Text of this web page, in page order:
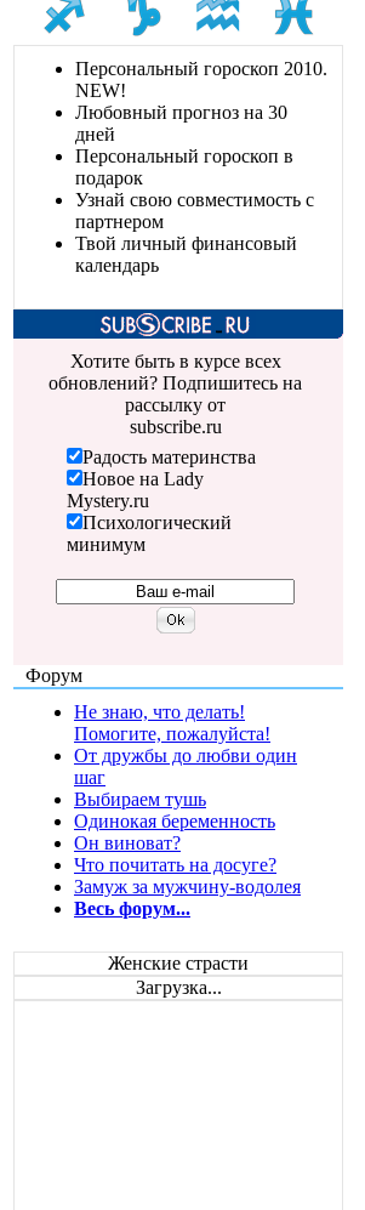
Персональный гороскоп 2010.
NEW!
Любовный прогноз на 30
дней
Персональный гороскоп в
подарок
Узнай свою совместимость с
партнером
Твой личный финансовый
календарь
Хотите быть в курсе всех
обновлений? Подпишитесь на
рассылку от
subscribe.ru
Радость материнства
Новое на Lady
Mystery.ru
Психологический
минимум
Форум
Не знаю, что делать!
Помогите, пожалуйста!
От дружбы до любви один
шаг
Выбираем тушь
Одинокая беременность
Он виноват?
Что почитать на досуге?
Замуж за мужчину-водолея
Весь форум...
Женские страсти
Загрузка...